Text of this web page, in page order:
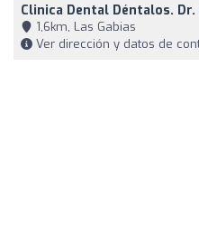
Clinica Dental Déntalos. Dr.
1,6km, Las Gabias
Ver dirección y datos de